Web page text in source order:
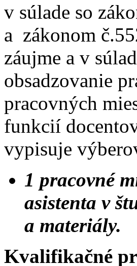
v súlade so
a zákonom
záujme a v
obsadzovanie
pracovných
funkcií
vypisuje
1 pracovné
asistenta v
a materiály.
Kvalifikačné